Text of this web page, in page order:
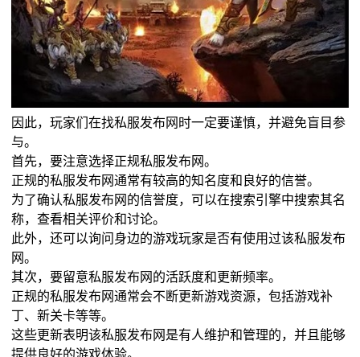
因此，玩家们在找私服发布网时一定要谨慎，并避免盲目参
与。
首先，要注意选择正规私服发布网。
正规的私服发布网通常有较高的知名度和良好的信誉。
为了确认私服发布网的信誉度，可以在搜索引擎中搜索其名
称，查看相关评价和讨论。
此外，还可以询问身边的游戏玩家是否有使用过该私服发布
网。
其次，要留意私服发布网的活跃度和更新频率。
正规的私服发布网通常会不断更新游戏资源，包括游戏补
丁、新关卡等等。
这些更新表明该私服发布网是有人维护和管理的，并且能够
提供良好的游戏体验。